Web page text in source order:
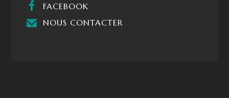
FACEBOOK
NOUS CONTACTER